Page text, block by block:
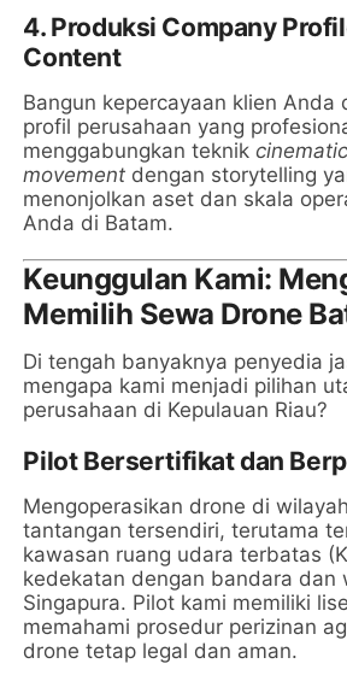
4. Produksi Company
Content
Bangun kepercayaan klien Anda
profil perusahaan yang
menggabungkan teknik
movement dengan storytelling
menonjolkan aset dan skala
Anda di Batam.
Keunggulan Kami:
Memilih Sewa Drone
Di tengah banyaknya penyedia
mengapa kami menjadi pilihan
perusahaan di Kepulauan Riau?
Pilot Bersertifikat dan
Mengoperasikan drone di
tantangan tersendiri, terutama
kawasan ruang udara terbatas
kedekatan dengan bandara dan
Singapura. Pilot kami memiliki
memahami prosedur perizinan
drone tetap legal dan aman.